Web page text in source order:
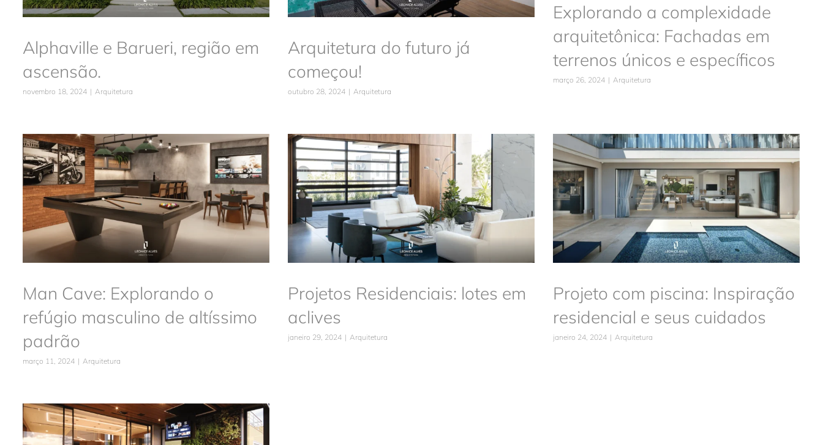
Alphaville e Barueri, região em
ascensão.
novembro 18, 2024 | Arquitetura
Arquitetura do futuro já
começou!
outubro 28, 2024 | Arquitetura
Explorando a complexidade
arquitetônica: Fachadas em
terrenos únicos e específicos
março 26, 2024 | Arquitetura
Man Cave: Explorando o refúgio
masculino de altíssimo padrão
Arquitetura
Man Cave: Explorando o
refúgio masculino de altíssimo
padrão
março 11, 2024 | Arquitetura
Projetos Residenciais: lotes em
aclives
Arquitetura
Projetos Residenciais: lotes em
aclives
janeiro 29, 2024 | Arquitetura
Projeto com piscina: Inspiração
residencial e seus cuidados
Arquitetura
Projeto com piscina: Inspiração
residencial e seus cuidados
janeiro 24, 2024 | Arquitetura